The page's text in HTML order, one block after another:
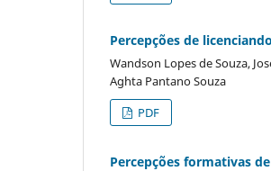
Percepções de
Wandson Lopes de Souza,
Aghta Pantano Souza
PDF
Percepções formativas